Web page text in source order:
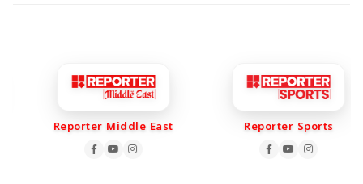
Reporter Middle East Reporter Sports